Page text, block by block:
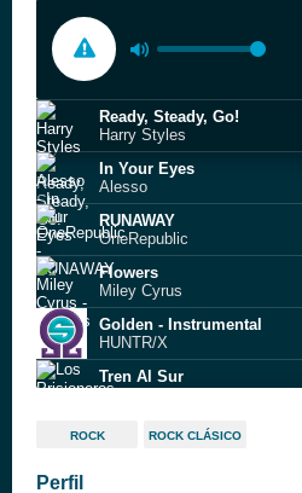
Ready, Steady, Go!
Harry Styles
In Your Eyes
Alesso
RUNAWAY
OneRepublic
Flowers
Miley Cyrus
Golden - Instrumental
HUNTR/X
Tren Al Sur
Celebration - Single Version
ROCK ROCK CLÁSICO
Perfil